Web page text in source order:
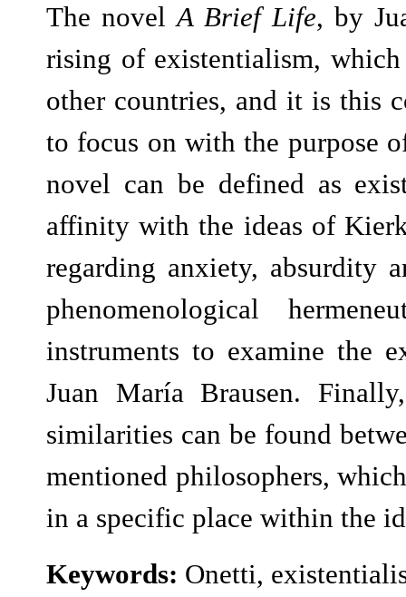
The novelA Brief Life, by
rising of existentialism,
other countries, and it is this
to focus on with the purpose
novel can be defined as
affinity with the ideas of
regarding anxiety, absurdity
phenomenological
instruments to examine the
Juan María Brausen.
similarities can be found
mentioned philosophers,
in a specific place within the
Keywords: Onetti,